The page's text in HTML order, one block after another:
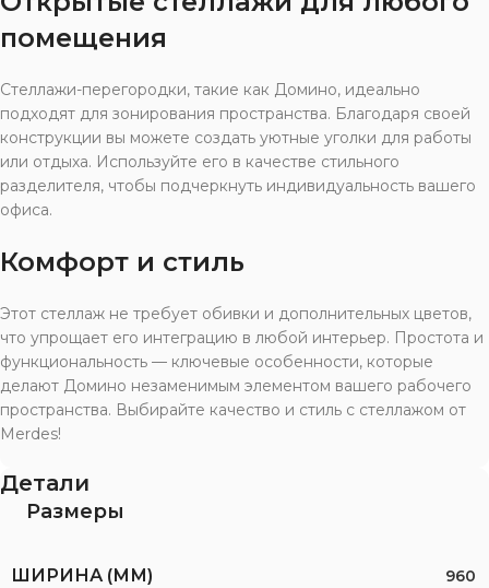
помещения
Стеллажи-перегородки, такие как Домино, идеально
подходят для зонирования пространства. Благодаря своей
конструкции вы можете создать уютные уголки для работы
или отдыха. Используйте его в качестве стильного
разделителя, чтобы подчеркнуть индивидуальность вашего
офиса.
Комфорт и стиль
Этот стеллаж не требует обивки и дополнительных цветов,
что упрощает его интеграцию в любой интерьер. Простота и
функциональность — ключевые особенности, которые
делают Домино незаменимым элементом вашего рабочего
пространства. Выбирайте качество и стиль с стеллажом от
Merdes!
Детали
Размеры
ШИРИНА (ММ) 960